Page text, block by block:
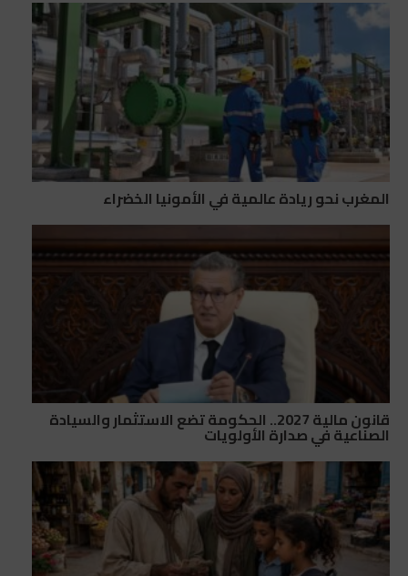
المغرب نحو ريادة عالمية في الأمونيا الخضراء
قانون مالية 2027.. الحكومة تضع الاستثمار والسيادة
الصناعية في صدارة الأولويات